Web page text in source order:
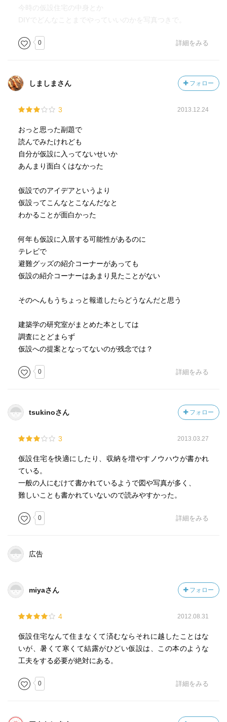
今時の仮設住宅の中身とか
DIYでどんなことまでやっていいのかを写真つきで。
0 詳細をみる
しましまさん フォロー
3 2013.12.24
おっと思った副題で
読んでみたけれども
自分が仮設に入ってないせいか
あんまり面白くはなかった
仮設でのアイデアというより
仮設ってこんなとこなんだなと
わかることが面白かった
何年も仮設に入居する可能性があるのに
テレビで
避難グッズの紹介コーナーがあっても
仮設の紹介コーナーはあまり見たことがない
そのへんもうちょっと報道したらどうなんだと思う
建築学の研究室がまとめた本としては
調査にとどまらず
仮設への提案となってないのが残念では？
0 詳細をみる
tsukinoさん フォロー
3 2013.03.27
仮設住宅を快適にしたり、収納を増やすノウハウが書かれ
ている。
一般の人にむけて書かれているようで図や写真が多く、
難しいことも書かれていないので読みやすかった。
0 詳細をみる
広告
miyaさん フォロー
4 2012.08.31
仮設住宅なんて住まなくて済むならそれに越したことはな
いが、暑くて寒くて結露がひどい仮設は、この本のような
工夫をする必要が絶対にある。
0 詳細をみる